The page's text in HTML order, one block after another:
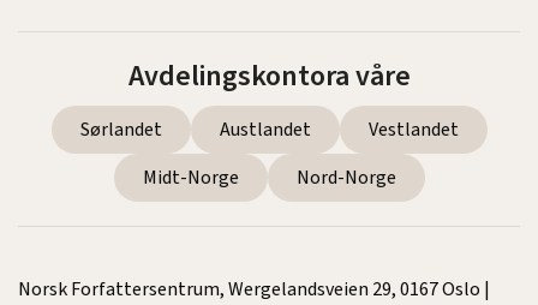
Avdelingskontora våre
Sørlandet Austlandet
Vestlandet
Midt-Norge
Nord-Norge
Norsk Forfattersentrum, Wergelandsveien 29, 0167 Oslo |